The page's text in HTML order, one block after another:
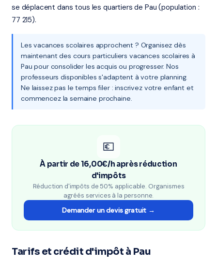
se déplacent dans tous les quartiers de Pau (population :
77 215).
Les vacances scolaires approchent ? Organisez dès
maintenant des cours particuliers vacances scolaires à
Pau pour consolider les acquis ou progresser. Nos
professeurs disponibles s'adaptent à votre planning.
Ne laissez pas le temps filer : inscrivez votre enfant et
commencez la semaine prochaine.
💶
À partir de 16,00€/h après réduction
d'impôts
Réduction d'impôts de 50% applicable. Organismes
agréés services à la personne.
Demander un devis gratuit →
Tarifs et crédit d'impôt à Pau